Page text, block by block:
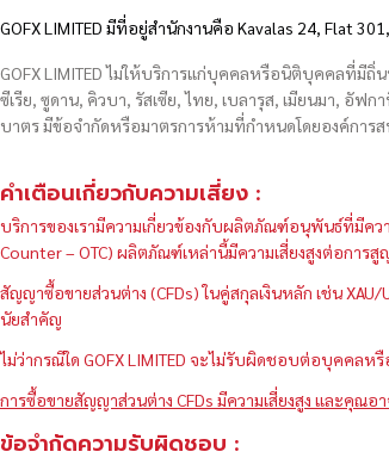
GOFX LIMITED มีที่อยู่สำนักงานคือ Kavalas 24, Flat
GOFX LIMITED ไม่ให้บริการแก่บุคคลหรือนิติบุคคลที่มี
ซีเรีย, ซูดาน, คิวบา, รัสเซีย, ไทย, เบลารุส, เมียนมา, อัฟ
บาตร มีข้อจำกัดหรือมาตรการห้ามที่กำหนดโดยองค์การ
คำเตือนเกี่ยวกับความเสี่ยง :
บริการของเรามีความเกี่ยวข้องกับผลิตภัณฑ์อนุพันธ์ที่มีค
Counter – OTC) ผลิตภัณฑ์เหล่านี้มีความเสี่ยงสูงต่อการ
สัญญาซื้อขายส่วนต่าง (CFDs) ในคู่สกุลเงินหลัก เช่น XAU/
นัยสำคัญ
ไม่ว่ากรณีใด GOFX LIMITED จะไม่รับผิดชอบต่อบุคคล
การซื้อขายสัญญาส่วนต่าง CFDs มีความเสี่ยงสูง และคุณอ
ข้อจำกัดความรับผิดชอบ :